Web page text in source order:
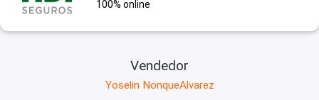
100% online
Vendedor
Yoselin NonqueAlvarez